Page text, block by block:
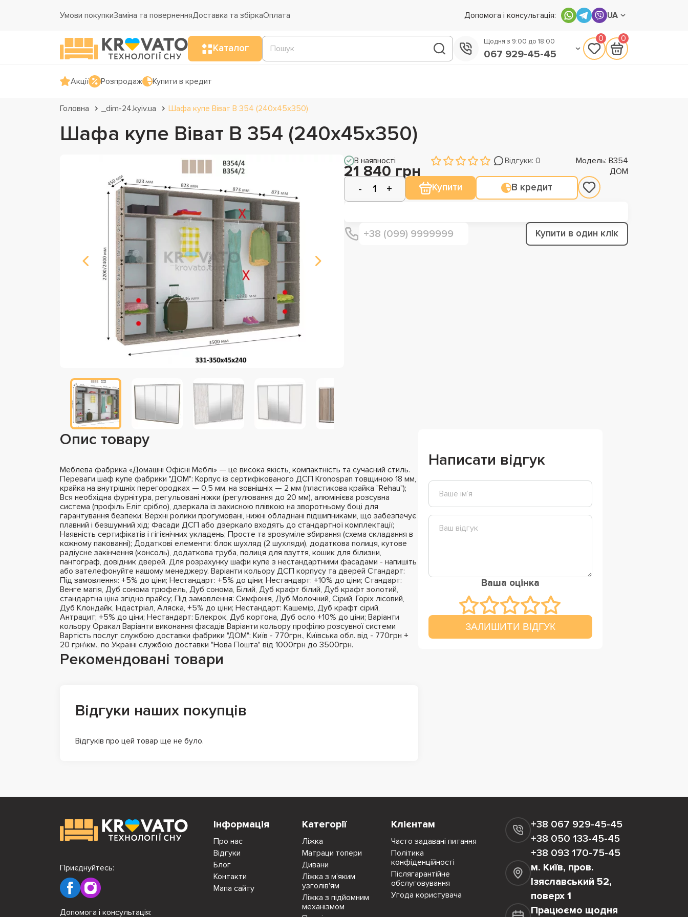
Умови покупкиЗаміна та поверненняДоставка та збіркаОплата Допомога і консультація: UA
Каталог
Щодня з 9:00 до 18:00
067 929-45-45
0 0
Акції Розпродаж Купити в кредит
Головна _dim-24.kyiv.ua Шафа купе Віват В 354 (240х45х350)
Шафа купе Віват В 354 (240х45х350)
В наявності Відгуки: 0 Модель: В354
21 840 грн ДОМ
Купити В кредит
Купити в один клік
Опис товару
Меблева фабрика «Домашні Офісні Меблі» — це висока якість, компактність та сучасний стиль.
Переваги шаф купе фабрики "ДОМ": Корпус із сертифікованого ДСП Kronospan товщиною 18 мм,
крайка на внутрішніх перегородках — 0,5 мм, на зовнішніх — 2 мм (пластикова крайка "Rehau");
Вся необхідна фурнітура, регульовані ніжки (регулювання до 20 мм), алюмінієва розсувна
система (профіль Еліт срібло), дзеркала із захисною плівкою на зворотньому боці для
гарантування безпеки; Верхні ролики прогумовані, нижні обладнані підшипниками, що забезпечує
плавний і безшумний хід; Фасади ДСП або дзеркало входять до стандартної комплектації;
Наявність сертифікатів і гігієнічних укладень; Просте та зрозуміле збирання (схема складання в
кожному пакованні); Додаткові елементи: блок шухляд (2 шухляди), додаткова полиця, кутове
радіусне закінчення (консоль), додаткова труба, полиця для взуття, кошик для білизни,
пантограф, довідник дверей. Для розрахунку шафи купе з нестандартними фасадами - напишіть
або зателефонуйте нашому менеджеру. Варіанти кольору ДСП корпусу та дверей Стандарт:
Під замовлення: +5% до ціни; Нестандарт: +5% до ціни; Нестандарт: +10% до ціни; Стандарт:
Венге магія, Дуб сонома трюфель, Дуб сонома, Білий, Дуб крафт білий, Дуб крафт золотий,
стандартна ціна згідно прайсу; Під замовлення: Симфонія, Дуб Молочний, Сірий, Горіх лісовий,
Дуб Клондайк, Індастріал, Аляска, +5% до ціни; Нестандарт: Кашемір, Дуб крафт сірий,
Антрацит; +5% до ціни; Нестандарт: Блекрок, Дуб кортона, Дуб осло +10% до ціни; Варіанти
кольору Оракал Варіанти виконання фасадів Варіанти кольору профілю розсувної системи
Вартість послуг службою доставки фабрики "ДОМ": Київ - 770грн., Київська обл. від - 770грн +
20 грн\км., по Україні службою доставки "Нова Пошта" від 1000грн до 3500грн.
Рекомендовані товари
Відгуки наших покупців
Відгуків про цей товар ще не було.
Написати відгук
Ваша оцінка
ЗАЛИШИТИ ВІДГУК
Інформація
Про нас
Відгуки
Блог
Контакти
Мапа сайту
Категорії
Ліжка
Матраци топери
Дивани
Ліжка з м'яким
узголів'ям
Ліжка з підйомним
механізмом
Клієнтам
Часто задавані питання
Політика
конфіденційності
Післягарантійне
обслуговування
Угода користувача
+38 067 929-45-45
+38 050 133-45-45
+38 093 170-75-45
м. Київ, пров.
Ізяславський 52,
поверх 1
Працюємо щодня
Приєднуйтесь:
Допомога і консультація: